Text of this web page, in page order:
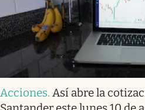
Acciones. Así abre la